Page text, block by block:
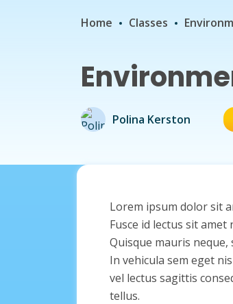
Home Classes
Polina Kerston
Lorem ipsum dolor sit
Fusce id lectus sit
Quisque mauris
In vehicula sem eget
vel lectus sagittis
tellus.